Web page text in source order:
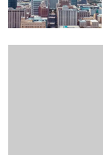
শুধু তার ব্যক্তিগত